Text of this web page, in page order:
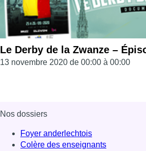
Le Derby de la Zwanze –
13 novembre 2020 de 00:00 à 00:00
Nos dossiers
Foyer anderlechtois
Colère des enseignants